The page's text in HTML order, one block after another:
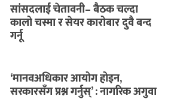
सांसदलाई चेतावनी– बैठक चल्दा
कालो चस्मा र सेयर कारोबार दुवै बन्द
गर्नू
‘मानवअधिकार आयोग होइन,
सरकारसँग प्रश्न गर्नुस्’ : नागरिक अगुवा